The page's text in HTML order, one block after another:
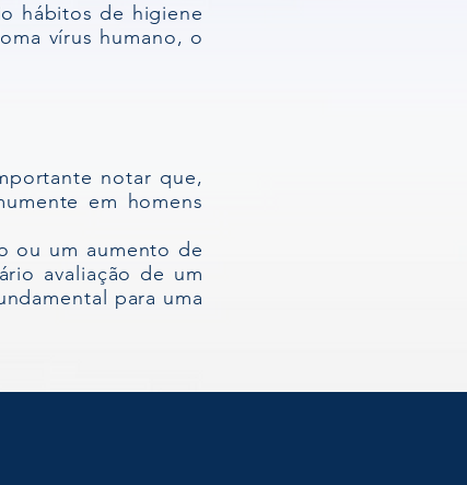
hábitos de higiene
vírus humano, o
notar que,
em homens
ou um aumento de
avaliação de um
para uma